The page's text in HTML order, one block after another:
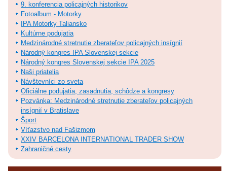
9. konferencia policajných historikov
Fotoalbum - Motorky
IPA Motorky Taliansko
Kultúrne podujatia
Medzinárodné stretnutie zberateľov policajných insígnií
Národný kongres IPA Slovenskej sekcie
Národný kongres Slovenskej sekcie IPA 2025
Naši priatelia
Návštevníci zo sveta
Oficiálne podujatia, zasadnutia, schôdze a kongresy
Pozvánka: Medzinárodné stretnutie zberateľov policajných
insígnií v Bratislave
Šport
Víťazstvo nad Fašizmom
XXIV BARCELONA INTERNATIONAL TRADER SHOW
Zahraničné cesty